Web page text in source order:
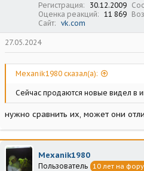
Регистрация 30.12.2009
Оценка реакций
11 869
Сайт
vk.com
27.05.2024
Mexanik1980 сказал(а):
Сейчас продаются новые видел в
нужно сравнить их, может они
Mexanik1980
Пользователь 10 лет на